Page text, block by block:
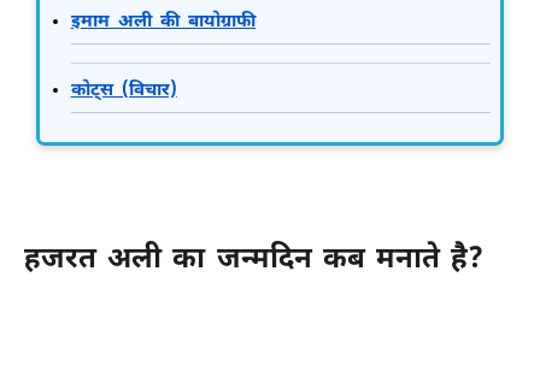
इमाम अली की बायोग्राफी
कोट्स (विचार)
हजरत अली का जन्मदिन कब मनाते है?